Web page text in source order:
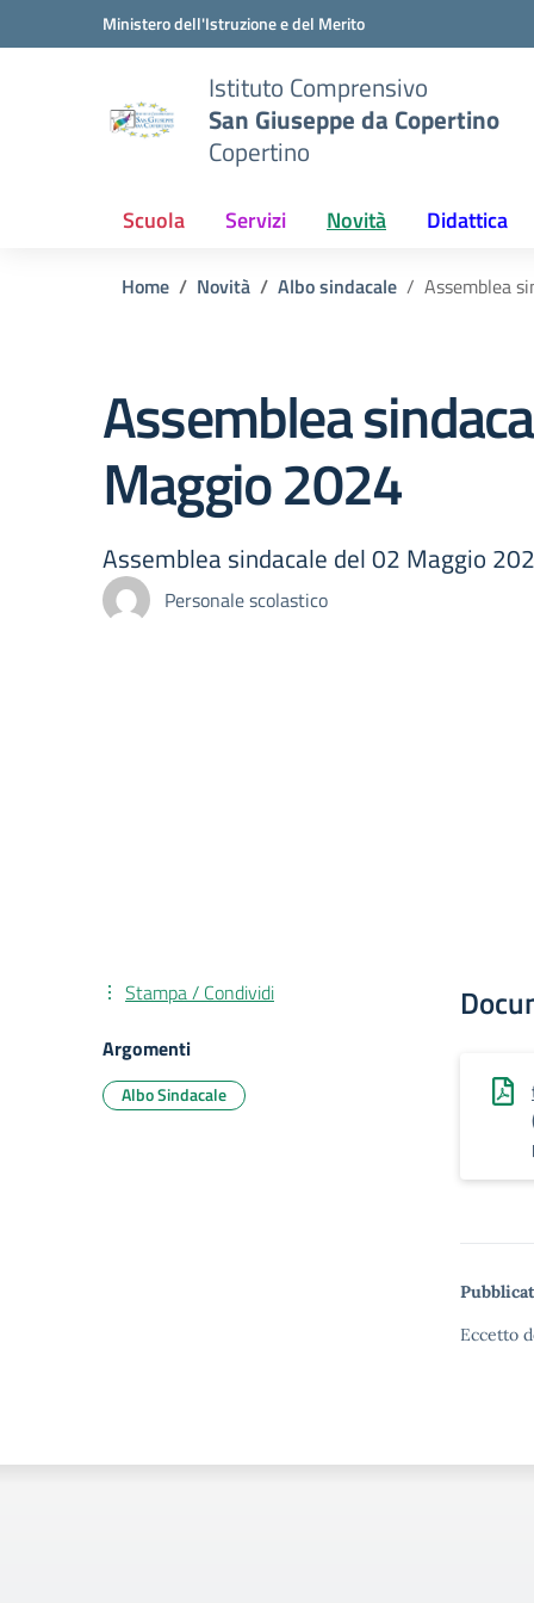
Vai ai contenuti
Vai al menu di navigazioneMinistero dell'Istruzione e del Merito
Istituto Comprensivo
San Giuseppe da Copertino
Copertino
Scuola Servizi Novità Didattica
Home Novità Albo sindacale Assemblea
Assemblea
Maggio 2024
Assemblea sindacale del 02 Maggio
Personale scolastico
Eccetto
Stampa / Condividi
Argomenti
Albo Sindacale